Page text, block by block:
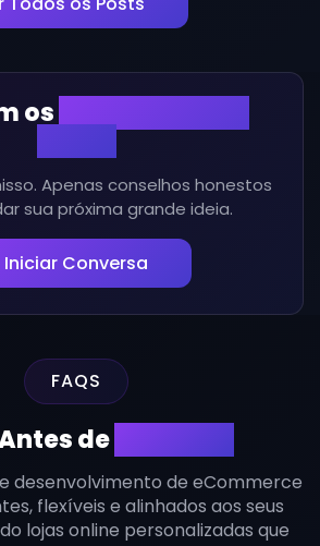
os
Apenas conselhos honestos
sua próxima grande ideia.
Iniciar Conversa
FAQS
de
desenvolvimento de eCommerce
flexíveis e alinhados aos seus
lojas online personalizadas que